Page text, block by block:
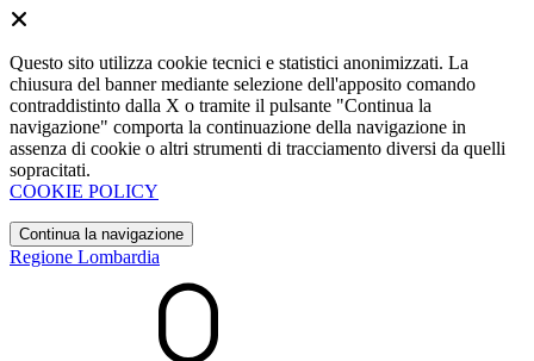
Questo sito utilizza cookie tecnici e statistici anonimizzati. La
chiusura del banner mediante selezione dell'apposito comando
contraddistinto dalla X o tramite il pulsante "Continua la
navigazione" comporta la continuazione della navigazione in
assenza di cookie o altri strumenti di tracciamento diversi da quelli
sopracitati.
COOKIE POLICY
Continua la navigazione
Regione Lombardia